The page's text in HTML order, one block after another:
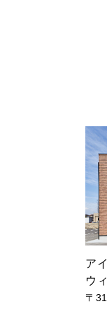
ア
ウ
〒